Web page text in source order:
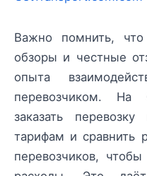
Важно помнить,
обзоры и честные
опыта
перевозчиком. На
заказать
тарифам и сравнить
перевозчиков,